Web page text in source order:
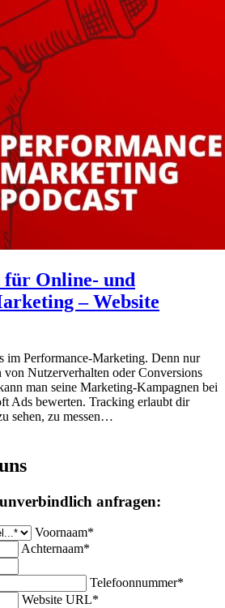
Online- und
– Website
im Performance-Marketing. Denn nur
Nutzerverhalten oder Conversions
man seine Marketing-Kampagnen bei
Ads bewerten. Tracking erlaubt dir
sehen, zu messen…
anfragen:
Voornaam*
Achternaam*
Telefoonnummer*
Website URL*